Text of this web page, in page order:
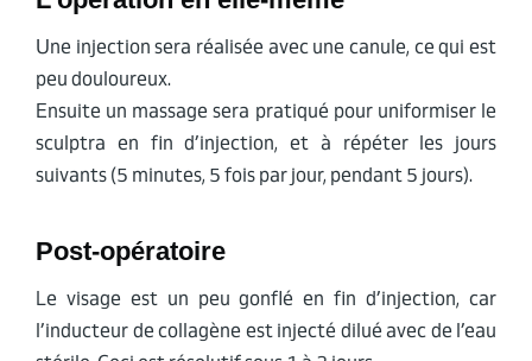
Une injection sera réalisée avec une canule, ce qui est
peu douloureux.
Ensuite un massage sera pratiqué pour uniformiser le
sculptra en fin d’injection, et à répéter les jours
suivants (5 minutes, 5 fois par jour, pendant 5 jours).
Post-opératoire
Le visage est un peu gonflé en fin d’injection, car
l’inducteur de collagène est injecté dilué avec de l’eau